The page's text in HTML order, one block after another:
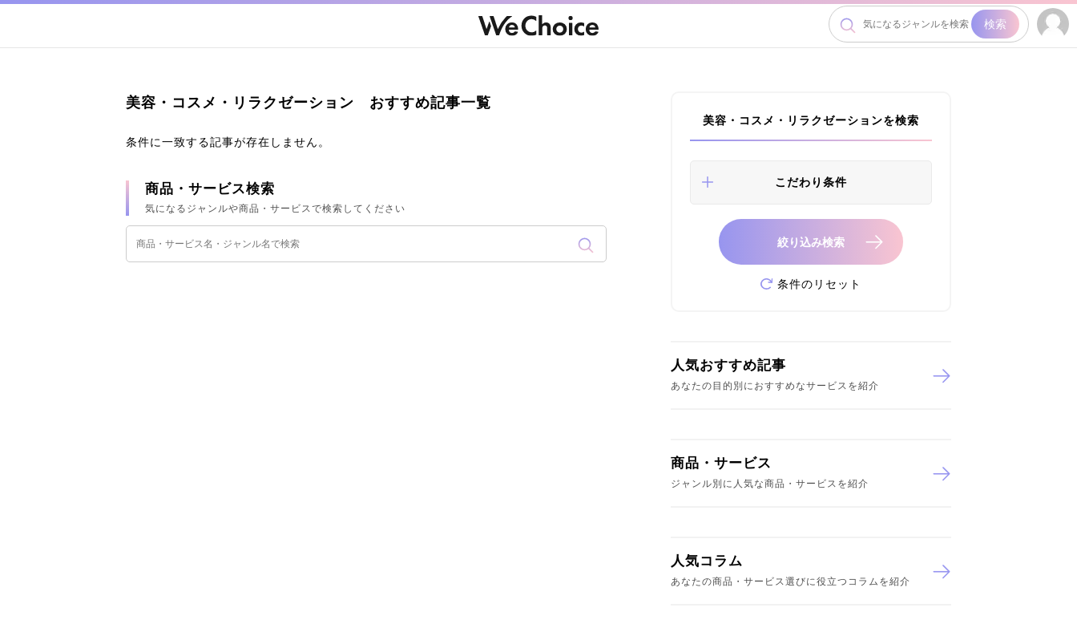
検索
美容・コスメ・リラクゼーション おすすめ記事一覧
条件に一致する記事が存在しません。
商品・サービス検索
気になるジャンルや商品・サービスで検索してください
美容・コスメ・リラクゼーションを検索
こだわり条件
絞り込み検索
条件のリセット
人気おすすめ記事
あなたの目的別におすすめなサービスを紹介
商品・サービス
ジャンル別に人気な商品・サービスを紹介
人気コラム
あなたの商品・サービス選びに役立つコラムを紹介